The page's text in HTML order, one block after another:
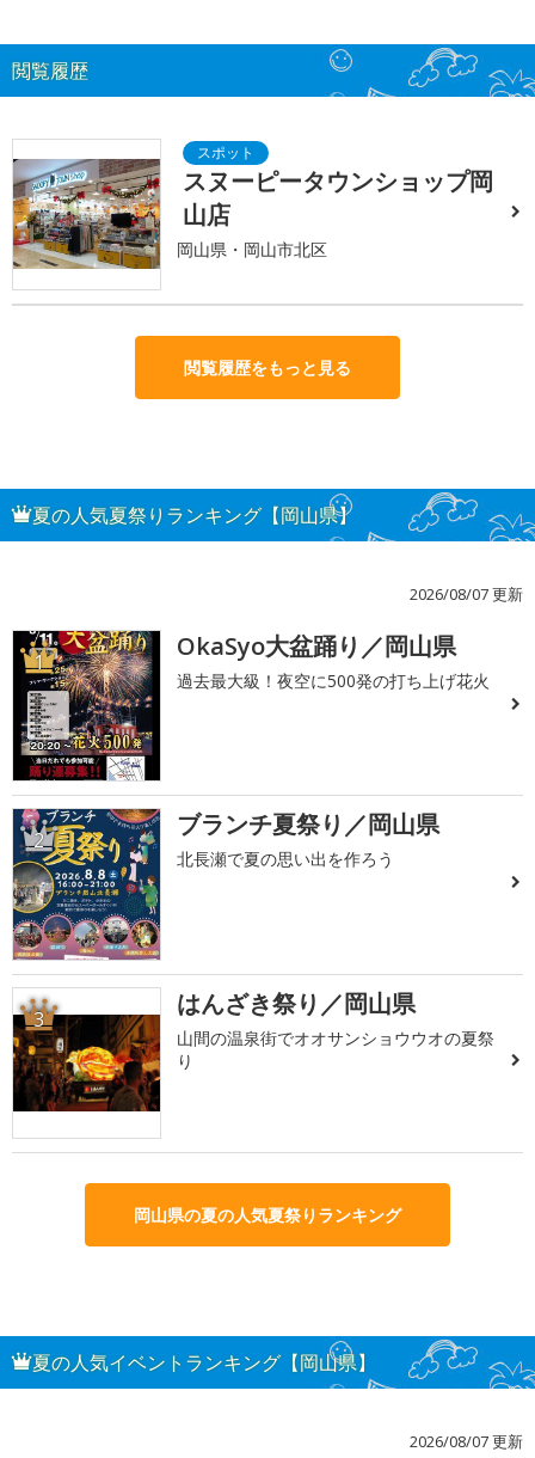
閲覧履歴
スヌーピータウンショップ岡
山店
岡山県・岡山市北区
閲覧履歴をもっと見る
夏の人気夏祭りランキング【岡山県】
2026/08/07 更新
1 OkaSyo大盆踊り／岡山県
過去最大級！夜空に500発の打ち上げ花火
2 ブランチ夏祭り／岡山県
北長瀬で夏の思い出を作ろう
3 はんざき祭り／岡山県
山間の温泉街でオオサンショウウオの夏祭
り
岡山県の夏の人気夏祭りランキング
夏の人気イベントランキング【岡山県】
2026/08/07 更新